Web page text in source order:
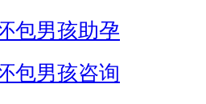
包男孩助孕
包男孩咨询